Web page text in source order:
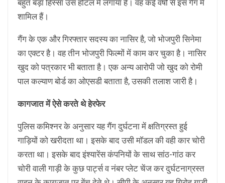
बहुत बड़ा हिस्सा उस होटल में लगाया है। वह कई वर्षों से इस गैंग में
शामिल हैं।
गैंग के एक और गिरफ्तार सदस्य का नासिर है, जो भोजपुरी सिनेमा
का एक्टर है। वह तीन भोजपुरी फिल्मों में काम कर चुका है। नासिर
खुद को पत्रकार भी बताता है। एक अन्य आरोपी जो खुद को रोमी
पाल कल्याण बोर्ड का ओएसडी बताता है, उसकी तलाश जारी है।
कागजात में ऐसे करते थे हेरफेर
पुलिस कमिश्नर के अनुसार यह गैंग दुर्घटना में क्षतिग्रस्त हुई
गाड़ियों को खरीदता था। इसके बाद उसी माॅडल की वही कार चोरी
करता था। इसके बाद इंश्यारेंस कंपनियों के साथ सांठ-गांठ कर
चोरी वाली गाड़ी के कुछ पार्ट्स व नंबर प्लेट चेंज कर दुर्घटनाग्रस्त